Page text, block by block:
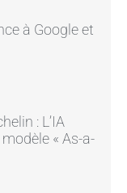
à Google et
: L’IA
« As-a-